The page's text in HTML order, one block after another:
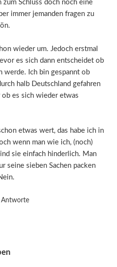
zum Schluss doch noch eine
immer jemanden fragen zu
wieder um. Jedoch erstmal
es sich dann entscheidet ob
werde. Ich bin gespannt ob
halb Deutschland gefahren
es sich wieder etwas
etwas wert, das habe ich in
wenn man wie ich, (noch)
sie einfach hinderlich. Man
seine sieben Sachen packen
Antworte